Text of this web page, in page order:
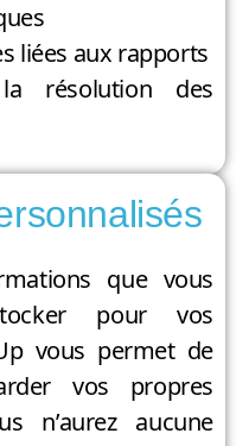
liées aux rapports
résolution des
que vous
pour vos
vous permet de
vos propres
n’aurez aucune